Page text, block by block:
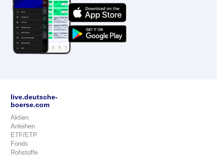
live.deutsche-
boerse.com
Aktien
Anleihen
ETF/ETP
Fonds
Rohstoffe